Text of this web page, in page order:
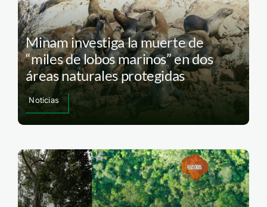
Minam investiga la muerte de
“miles de lobos marinos” en dos
áreas naturales protegidas
Noticias